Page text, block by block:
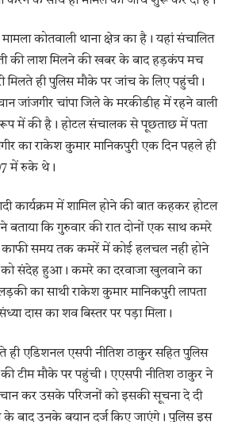
कोतवाली थाना क्षेत्र का है। यहां संचालित
की लाश मिलने की खबर के बाद हड़कंप मच
मिलते ही पुलिस मौके पर जांच के लिए पहुंची।
जांजगीर चांपा जिले के मरकीडीह में रहने वाली
रूप में की है। होटल संचालक से पूछताछ में पता
का राकेश कुमार मानिकपुरी एक दिन पहले ही
में रुके थे।
कार्यक्रम में शामिल होने की बात कहकर होटल
बताया कि गुरुवार की रात दोनों एक साथ कमरे
काफी समय तक कमरें में कोई हलचल नही होने
को संदेह हुआ। कमरे का दरवाजा खुलवाने का
का साथी राकेश कुमार मानिकपुरी लापता
दास का शव बिस्तर पर पड़ा मिला।
ही एडिशनल एसपी नीतिश ठाकुर सहित पुलिस
टीम मौके पर पहुंची। एएसपी नीतिश ठाकुर ने
कर उसके परिजनों को इसकी सूचना दे दी
बाद उनके बयान दर्ज किए जाएंगे। पुलिस इस